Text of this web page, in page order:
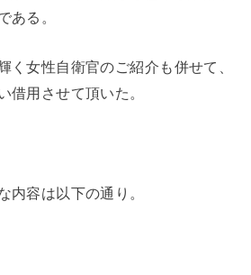
ある。
く女性自衛官のご紹介も併せて、
借用させて頂いた。
内容は以下の通り。